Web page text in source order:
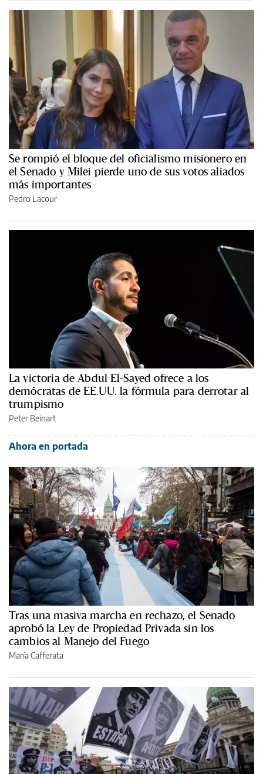
Se rompió el bloque del oficialismo misionero en
el Senado y Milei pierde uno de sus votos aliados
más importantes
Pedro Lacour
La victoria de Abdul El-Sayed ofrece a los
demócratas de EE.UU. la fórmula para derrotar al
trumpismo
Peter Beinart
Ahora en portada
Tras una masiva marcha en rechazo, el Senado
aprobó la Ley de Propiedad Privada sin los
cambios al Manejo del Fuego
María Cafferata